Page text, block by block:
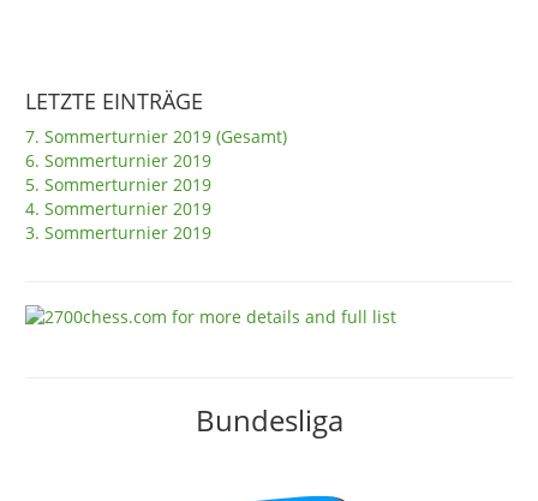
LETZTE EINTRÄGE
7. Sommerturnier 2019 (Gesamt)
6. Sommerturnier 2019
5. Sommerturnier 2019
4. Sommerturnier 2019
3. Sommerturnier 2019
Bundesliga